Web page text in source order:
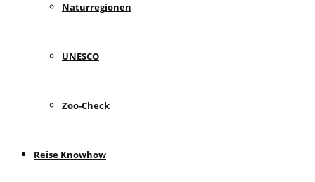
Naturregionen
UNESCO
Zoo-Check
Reise Knowhow